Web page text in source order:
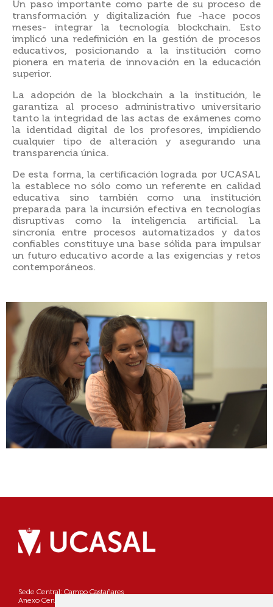
Un paso importante como parte de su proceso de
transformación y digitalización fue -hace pocos
meses- integrar la tecnología blockchain. Esto
implicó una redefinición en la gestión de procesos
educativos, posicionando a la institución como
pionera en materia de innovación en la educación
superior.
La adopción de la blockchain a la institución, le
garantiza al proceso administrativo universitario
tanto la integridad de las actas de exámenes como
la identidad digital de los profesores, impidiendo
cualquier tipo de alteración y asegurando una
transparencia única.
De esta forma, la certificación lograda por UCASAL
la establece no sólo como un referente en calidad
educativa sino también como una institución
preparada para la incursión efectiva en tecnologías
disruptivas como la inteligencia artificial. La
sincronía entre procesos automatizados y datos
confiables constituye una base sólida para impulsar
un futuro educativo acorde a las exigencias y retos
contemporáneos.
Sede Central: Campo Castañares
Anexo Centro: Pellegrini 790